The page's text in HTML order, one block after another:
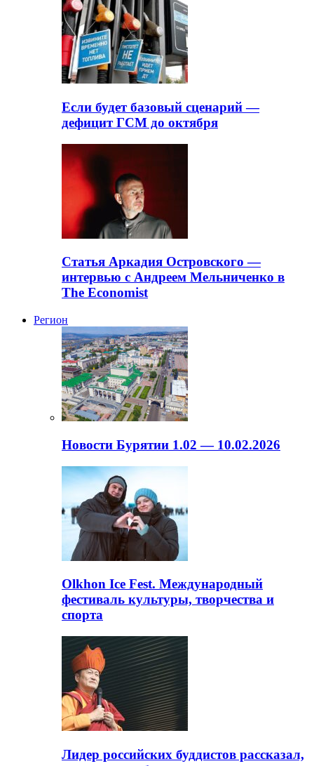
Если будет базовый сценарий —
дефицит ГСМ до октября
Статья Аркадия Островского —
интервью с Андреем Мельниченко в
The Economist
Регион
Новости Бурятии 1.02 — 10.02.2026
Olkhon Ice Fest. Международный
фестиваль культуры, творчества и
спорта
Лидер российских буддистов рассказал,